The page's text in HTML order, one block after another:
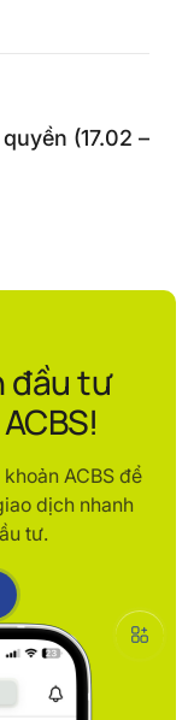
(17.02 –
đầu tư
ACBS để
dịch nhanh
tư.